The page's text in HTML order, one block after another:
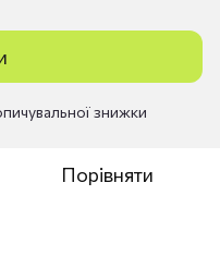
знижки
Порівняти